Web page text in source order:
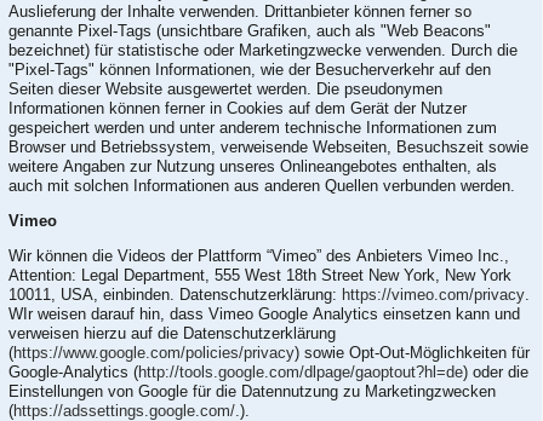
Auslieferung der Inhalte verwenden. Drittanbieter können ferner so
genannte Pixel-Tags (unsichtbare Grafiken, auch als "Web Beacons"
bezeichnet) für statistische oder Marketingzwecke verwenden. Durch die
"Pixel-Tags" können Informationen, wie der Besucherverkehr auf den
Seiten dieser Website ausgewertet werden. Die pseudonymen
Informationen können ferner in Cookies auf dem Gerät der Nutzer
gespeichert werden und unter anderem technische Informationen zum
Browser und Betriebssystem, verweisende Webseiten, Besuchszeit sowie
weitere Angaben zur Nutzung unseres Onlineangebotes enthalten, als
auch mit solchen Informationen aus anderen Quellen verbunden werden.
Vimeo
Wir können die Videos der Plattform “Vimeo” des Anbieters Vimeo Inc.,
Attention: Legal Department, 555 West 18th Street New York, New York
10011, USA, einbinden. Datenschutzerklärung: https://vimeo.com/privacy
WIr weisen darauf hin, dass Vimeo Google Analytics einsetzen kann und
verweisen hierzu auf die Datenschutzerklärung
(https://www.google.com/policies/privacy) sowie Opt-Out-Möglichkeiten für
Google-Analytics (http://tools.google.com/dlpage/gaoptout?hl=de) oder die
Einstellungen von Google für die Datennutzung zu Marketingzwecken
(https://adssettings.google.com/. ).